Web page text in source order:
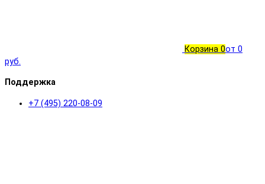
Корзина 0от 0
руб.
Поддержка
+7 (495) 220-08-09